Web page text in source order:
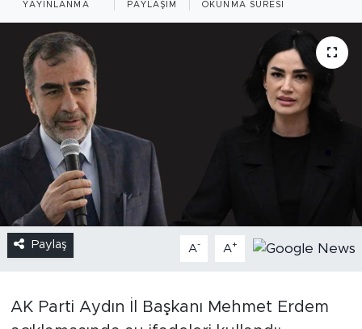
YAYINLANMA PAYLAŞIM OKUNMA SÜRESI
Paylaş A- A+
AK Parti Aydın İl Başkanı Mehmet Erdem